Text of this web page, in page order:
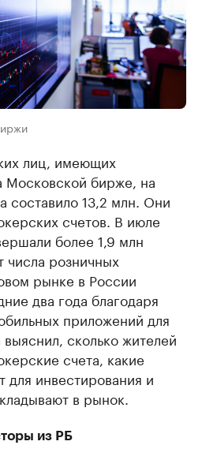
лиц, имеющих
Московской бирже, на
составило 13,2 млн. Они
счетов. В июле
более 1,9 млн
числа розничных
рынке в России
два года благодаря
приложений для
сколько жителей
счета, какие
инвестирования и
в рынок.
из РБ